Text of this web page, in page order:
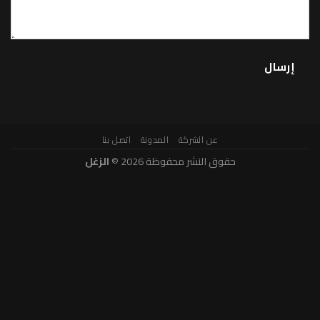
المدونة اتصل بنا
حقوق النشر محفوظة 2026 © الزغل